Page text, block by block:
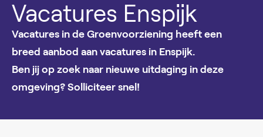
Vacatures Enspijk
Vacatures in de Groenvoorziening heeft een
breed aanbod aan vacatures in Enspijk.
Ben jij op zoek naar nieuwe uitdaging in deze
omgeving? Solliciteer snel!